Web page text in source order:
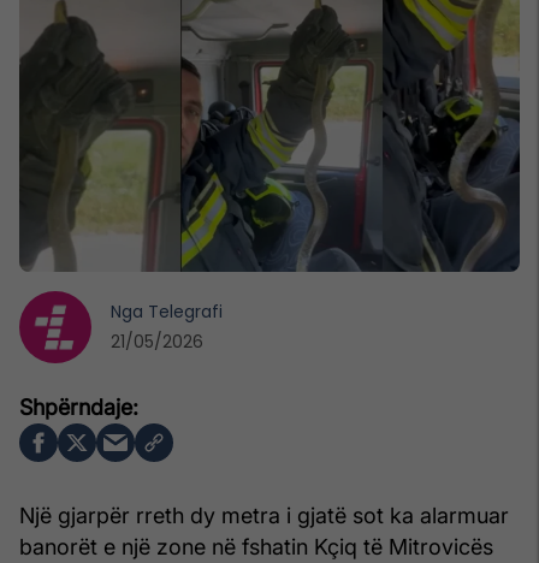
Një gjarpër rreth dy metra i gjatë sot ka alarmuar
banorët e një zone në fshatin Kçiq të Mitrovicës
Nga Telegrafi
21/05/2026